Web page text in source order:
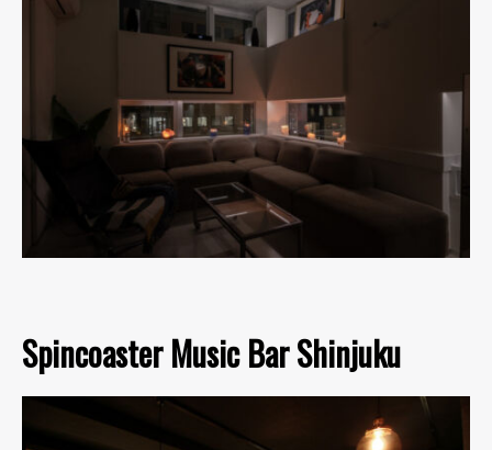
Spincoaster Music Bar Shinjuku